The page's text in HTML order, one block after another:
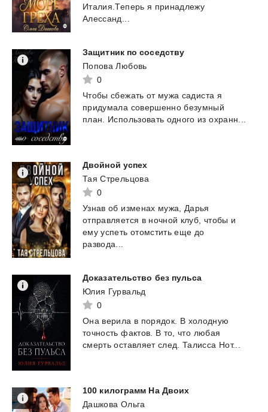
Италия.Теперь я принадлежу
Алессанд...
Защитник по соседству
Попова Любовь
0
Чтобы сбежать от мужа садиста я
придумала совершенно безумный
план.
Использовать одного из охранн...
Двойной успех
Тая Стрельцова
0
Узнав об изменах мужа, Дарья
отправляется в ночной клуб, чтобы и
ему успеть отомстить еще до
развода...
Доказательство без пульса
Юлия Гурвальд
0
Она верила в порядок. В холодную
точность фактов. В то, что любая
смерть оставляет след. Талисса Нот...
100 килограмм На Двоих
Дашкова Ольга